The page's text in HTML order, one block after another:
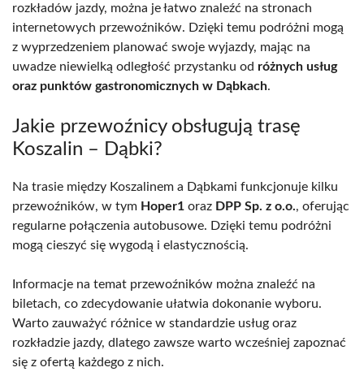
rozkładów jazdy, można je łatwo znaleźć na stronach
internetowych przewoźników. Dzięki temu podróżni mogą
z wyprzedzeniem planować swoje wyjazdy, mając na
uwadze niewielką odległość przystanku od różnych usług
oraz punktów gastronomicznych w Dąbkach.
Jakie przewoźnicy obsługują trasę
Koszalin – Dąbki?
Na trasie między Koszalinem a Dąbkami funkcjonuje kilku
przewoźników, w tym Hoper1 oraz DPP Sp. z o.o., oferując
regularne połączenia autobusowe. Dzięki temu podróżni
mogą cieszyć się wygodą i elastycznością.
Informacje na temat przewoźników można znaleźć na
biletach, co zdecydowanie ułatwia dokonanie wyboru.
Warto zauważyć różnice w standardzie usług oraz
rozkładzie jazdy, dlatego zawsze warto wcześniej zapoznać
się z ofertą każdego z nich.